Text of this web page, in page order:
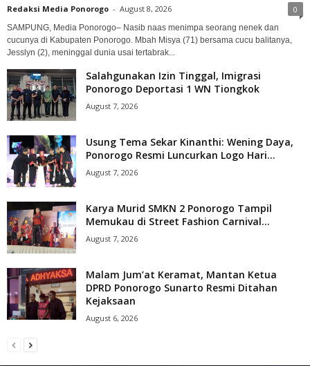
Redaksi Media Ponorogo - August 8, 2026 0
SAMPUNG, Media Ponorogo– Nasib naas menimpa seorang nenek dan
cucunya di Kabupaten Ponorogo. Mbah Misya (71) bersama cucu balitanya,
Jesslyn (2), meninggal dunia usai tertabrak...
Salahgunakan Izin Tinggal, Imigrasi
Ponorogo Deportasi 1 WN Tiongkok
August 7, 2026
Usung Tema Sekar Kinanthi: Wening Daya,
Ponorogo Resmi Luncurkan Logo Hari...
August 7, 2026
Karya Murid SMKN 2 Ponorogo Tampil
Memukau di Street Fashion Carnival...
August 7, 2026
Malam Jum’at Keramat, Mantan Ketua
DPRD Ponorogo Sunarto Resmi Ditahan
Kejaksaan
August 6, 2026